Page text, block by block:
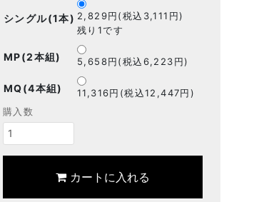
シングル(1本) 2,829円(税込3,111円)
残り1です
MP(2本組) 5,658円(税込6,223円)
MQ(4本組)
11,316円(税込12,447円)
購入数
カートに入れる